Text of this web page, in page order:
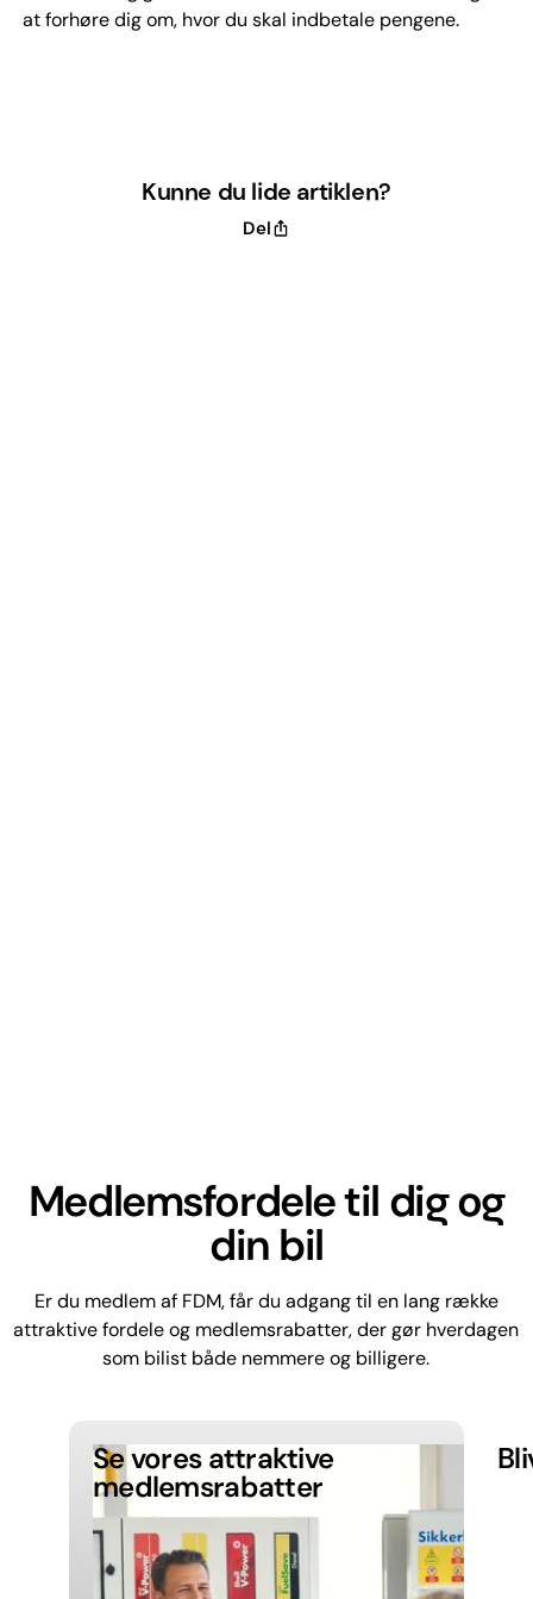
at forhøre dig om, hvor du skal indbetale pengene.
Kunne du lide artiklen?
Del
Medlemsfordele til dig og
din bil
Er du medlem af FDM, får du adgang til en lang række
attraktive fordele og medlemsrabatter, der gør hverdagen
som bilist både nemmere og billigere.
Se vores attraktive
medlemsrabatter